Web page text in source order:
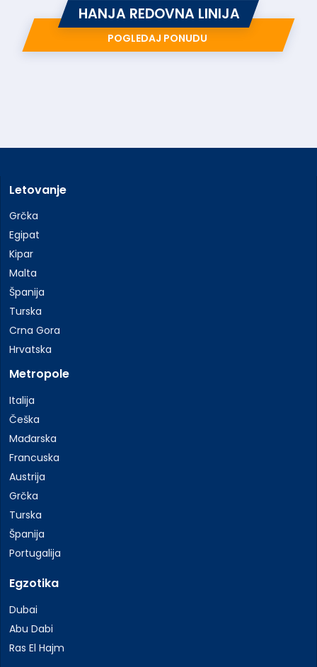
HANJA REDOVNA LINIJA
POGLEDAJ PONUDU
Letovanje
Grčka
Egipat
Kipar
Malta
Španija
Turska
Crna Gora
Hrvatska
Metropole
Italija
Češka
Mađarska
Francuska
Austrija
Grčka
Turska
Španija
Portugalija
Egzotika
Dubai
Abu Dabi
Ras El Hajm